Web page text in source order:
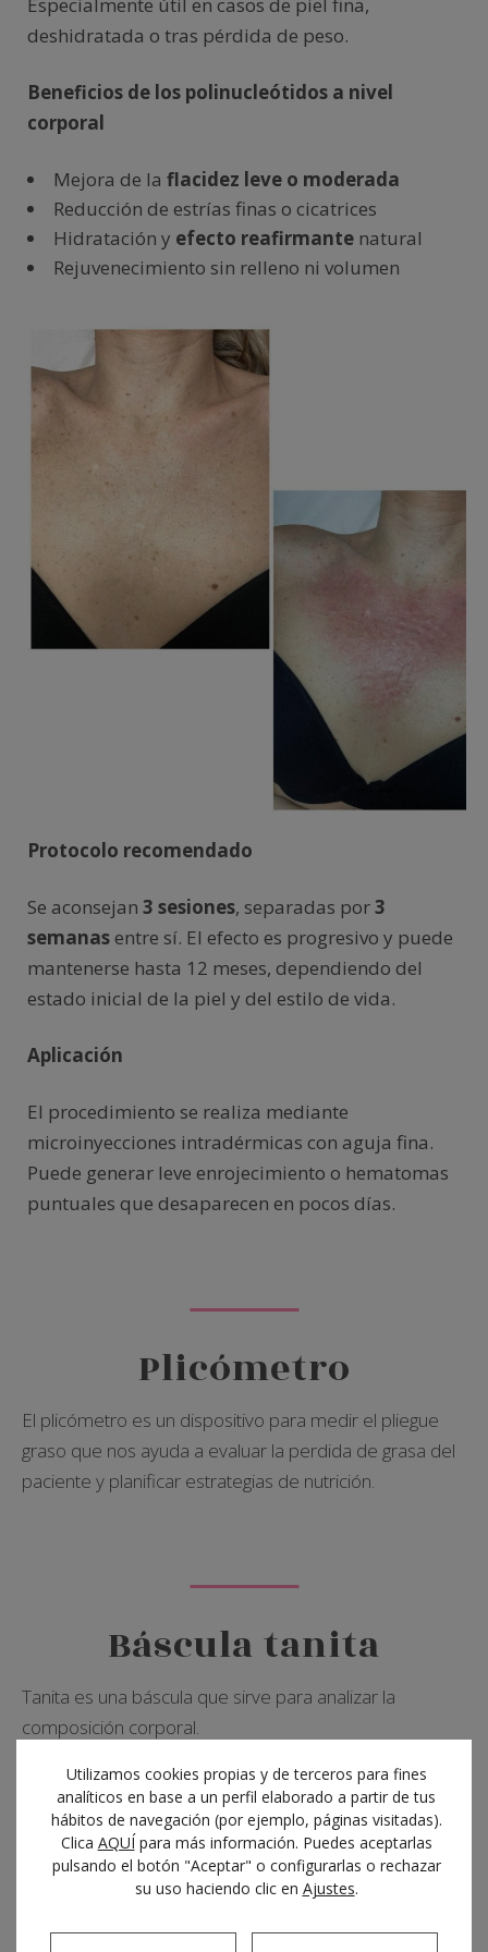
Especialmente útil en casos de piel fina,
deshidratada o tras pérdida de peso.
Beneficios de los polinucleótidos a nivel
corporal
Mejora de la flacidez leve o moderada
Reducción de estrías finas o cicatrices
Hidratación y efecto reafirmante natural
Rejuvenecimiento sin relleno ni volumen
Protocolo recomendado
Se aconsejan 3 sesiones, separadas por3
semanasentre sí. El efecto es progresivo y puede
mantenerse hasta 12 meses, dependiendo del
estado inicial de la piel y del estilo de vida.
Aplicación
El procedimiento se realiza mediante
microinyecciones intradérmicas con aguja fina.
Puede generar leve enrojecimiento o hematomas
puntuales que desaparecen en pocos días.
Plicómetro
El plicómetro es un dispositivo para medir el pliegue
graso que nos ayuda a evaluar la perdida de grasa del
paciente y planificar estrategias de nutrición.
Báscula tanita
Tanita es una báscula que sirve para analizar la
composición corporal.
Lo utilizamos al inicio de los procesos de pérdida de
peso y como control cada 2 o 3 semanas para
asegurarnos de que hay una pérdida real de grasa y no
solo eliminación de líquidos.
Utilizamos cookies propias y de terceros para fines
analíticos en base a un perfil elaborado a partir de tus
hábitos de navegación (por ejemplo, páginas visitadas).
Clica AQUÍpara más información. Puedes aceptarlas
pulsando el botón "Aceptar" o configurarlas o rechazar
su uso haciendo clic en Ajustes.